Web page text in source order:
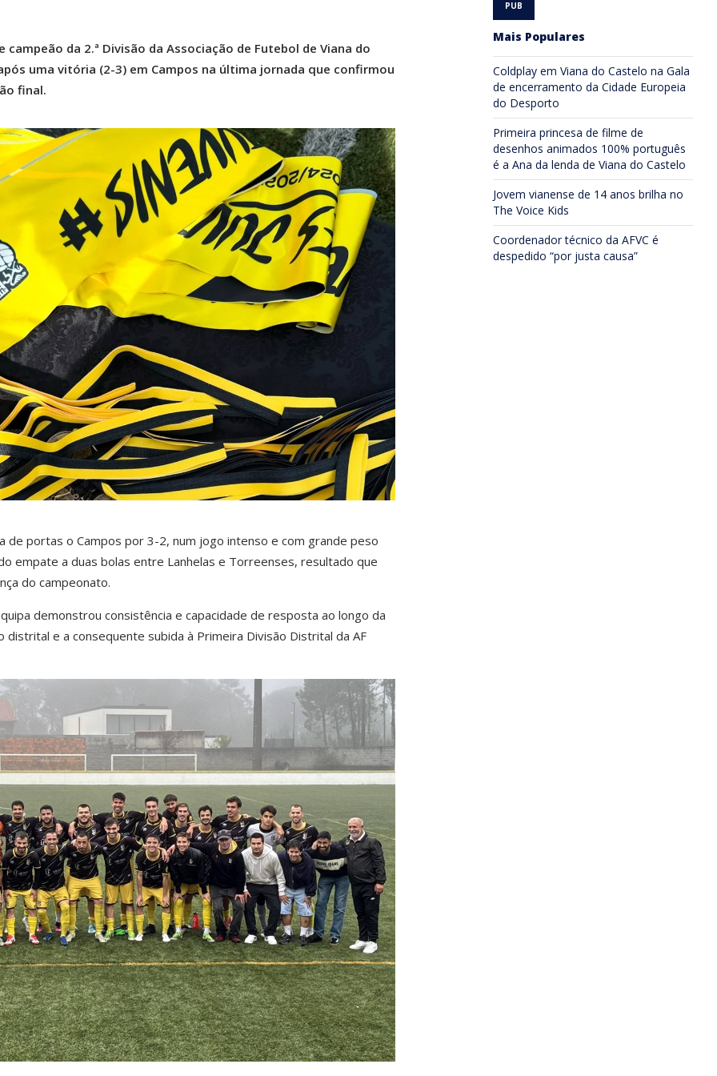
da 2.ª Divisão da Associação de Futebol de Viana do
uma vitória (2-3) em Campos na última jornada que confirmou
final.
de portas o Campos por 3-2, num jogo intenso e com grande peso
empate a duas bolas entre Lanhelas e Torreenses, resultado que
do campeonato.
demonstrou consistência e capacidade de resposta ao longo da
e a consequente subida à Primeira Divisão Distrital da AF
Mais Populares
Coldplay em Viana do Castelo na Gala
de encerramento da Cidade Europeia
do Desporto
Primeira princesa de filme de
desenhos animados 100% português
é a Ana da lenda de Viana do Castelo
Jovem vianense de 14 anos brilha no
The Voice Kids
Coordenador técnico da AFVC é
despedido “por justa causa”